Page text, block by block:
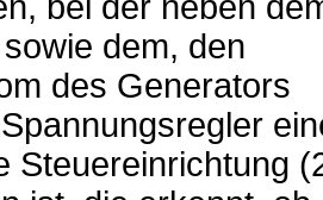
dem, den
des Generators
Steuereinrichtung